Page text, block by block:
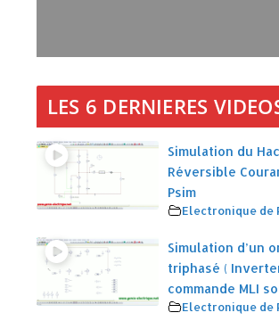
LES 6 DERNIERES
Simulation du
Réversible
Psim
Electronique de
Simulation d’un
triphasé (
commande MLI
Electronique de